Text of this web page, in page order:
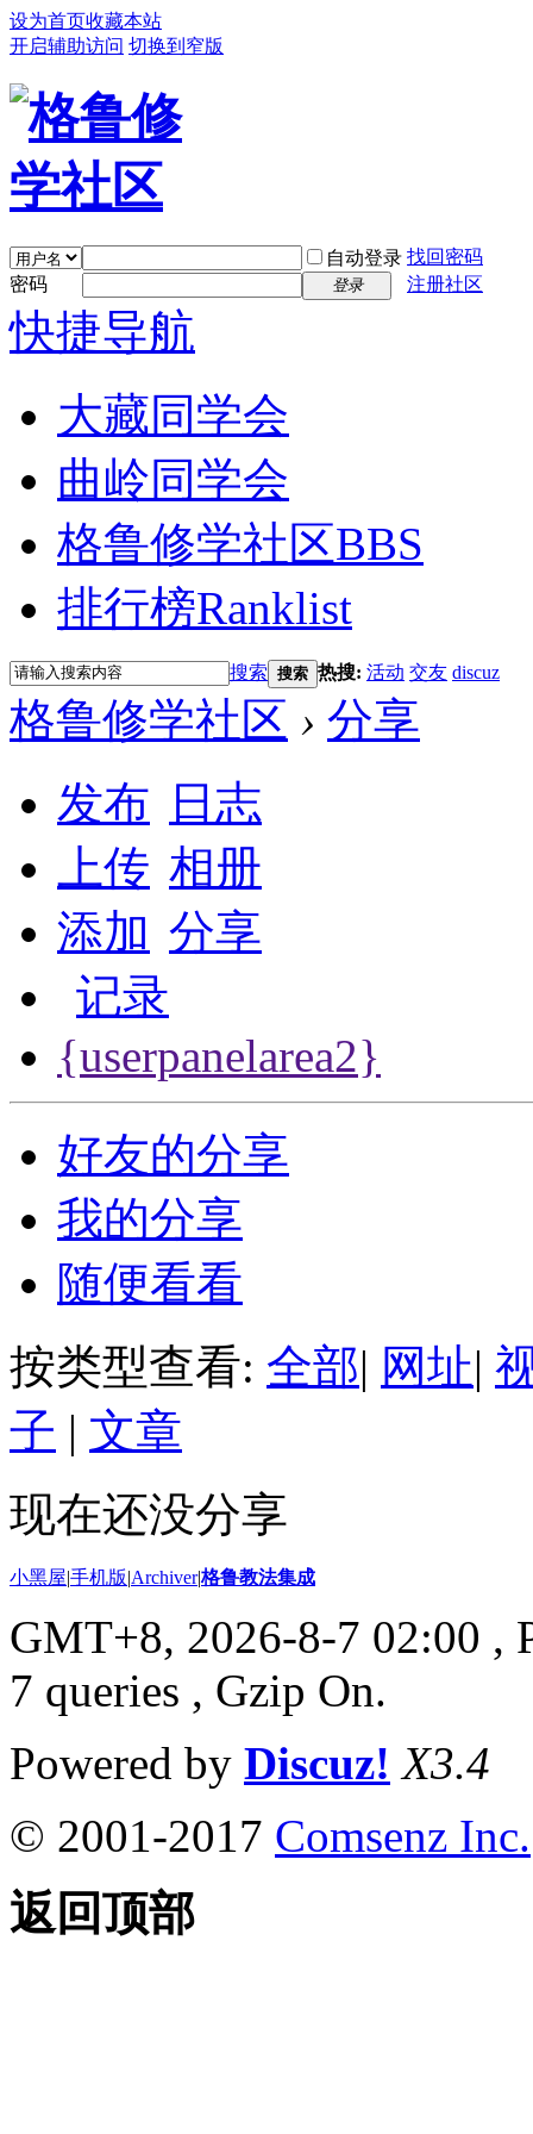
设为首页收藏本站
开启辅助访问 切换到窄版
自动登录 找回密码
密码
登录 注册社区
快捷导航
大藏同学会
曲岭同学会
格鲁修学社区BBS
排行榜Ranklist
搜索 搜索 热搜: 活动 交友 discuz
格鲁修学社区 › 分享
发布
日志
上传 相册
添加 分享
记录
{userpanelarea2}
好友的分享
我的分享
随便看看
按类型查看: 全部| 网址|
子 | 文章
现在还没分享
小黑屋|手机版|Archiver|格鲁教法集成
GMT+8, 2026-8-7 02:00 ,
7 queries , Gzip On.
Powered by Discuz! X3.4
© 2001-2017 Comsenz Inc.
返回顶部